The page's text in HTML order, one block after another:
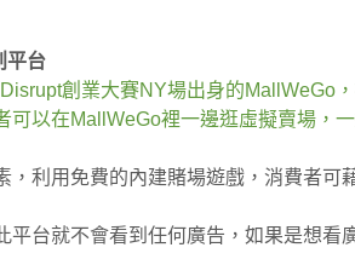
平台
創業大賽NY場出身的MallWeGo
可以在MallWeGo裡一邊逛虛擬賣場，
利用免費的內建賭場遊戲，消費者可
台就不會看到任何廣告，如果是想看